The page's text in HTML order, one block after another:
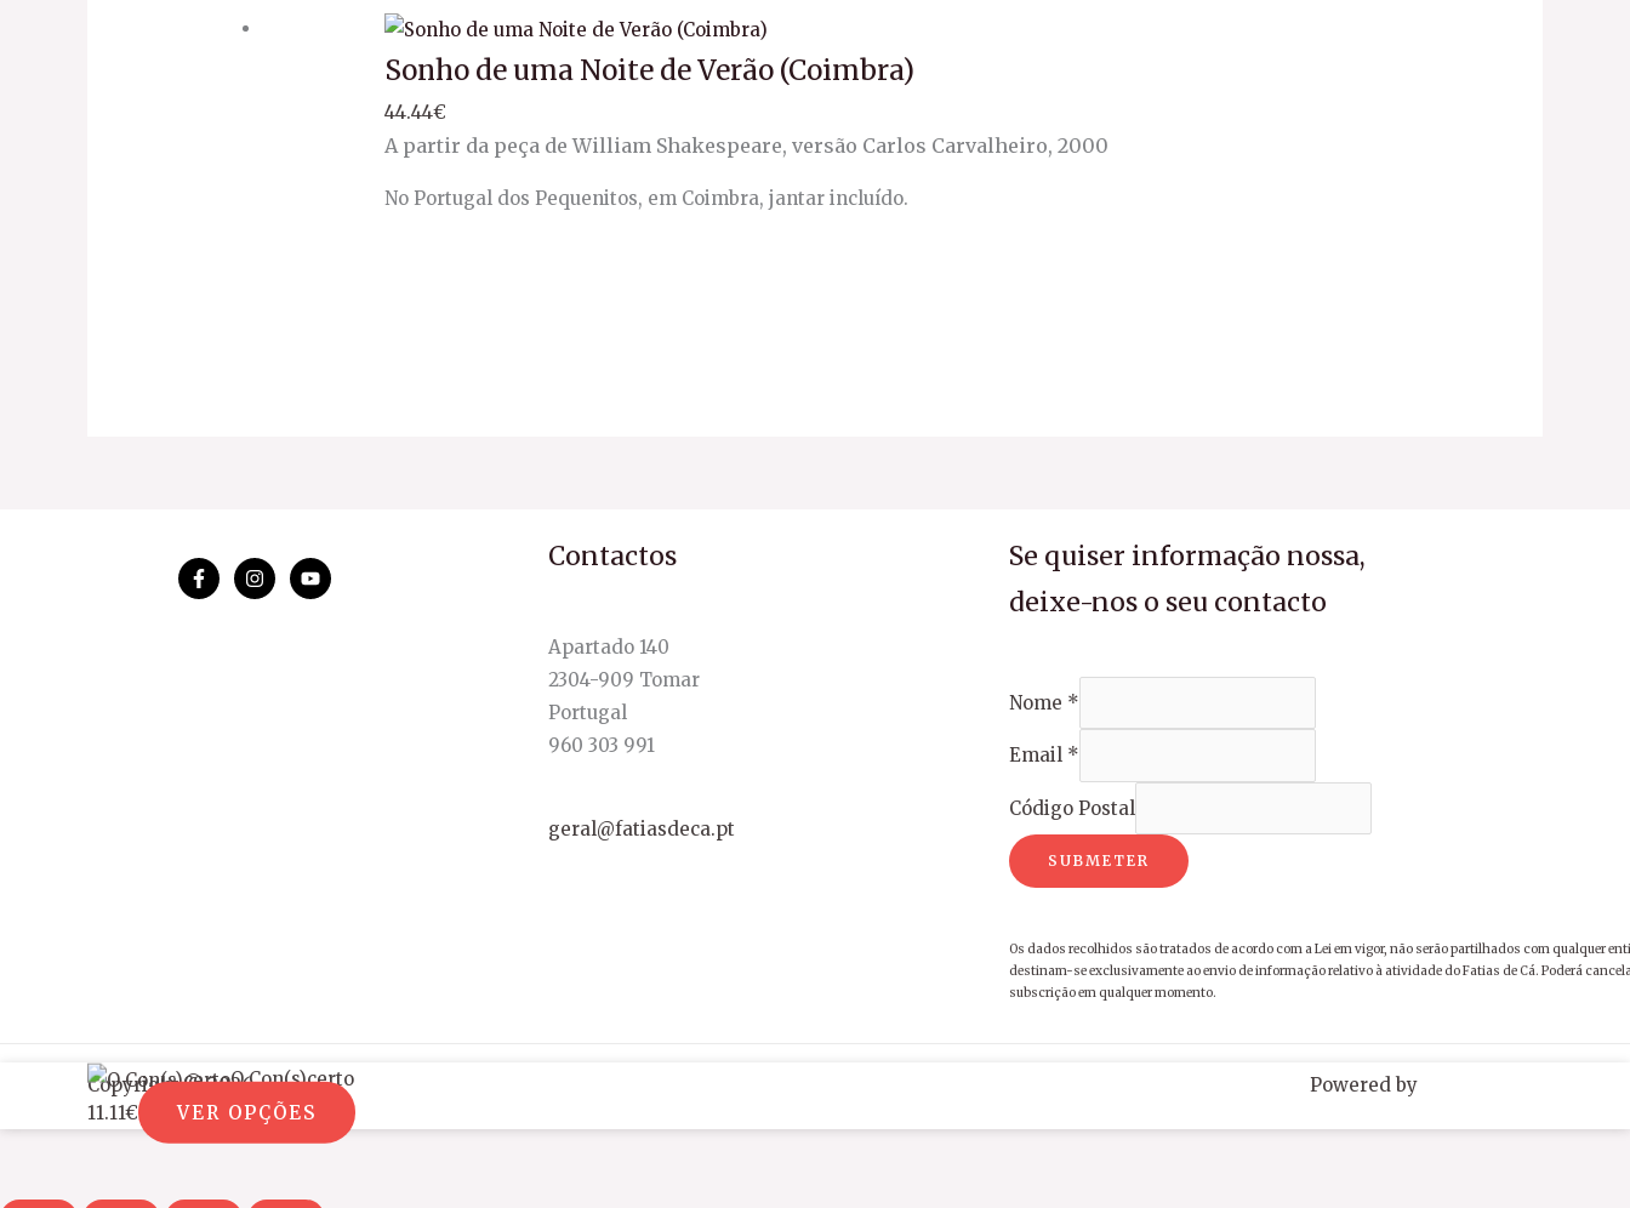
Sonho de uma Noite de Verão (Coimbra)
44.44€
A partir da peça de William Shakespeare, versão Carlos Carvalheiro, 2000
No Portugal dos Pequenitos, em Coimbra, jantar incluído.
Contactos
Apartado 140
2304-909 Tomar
Portugal
960 303 991
geral@fatiasdeca.pt
Se quiser informação nossa,
deixe-nos o seu contacto
Nome *
Email *
Código Postal
SUBMETER
Os dados recolhidos são tratados de acordo com a Lei em vigor, não serão partilhados com qualquer
destinam-se exclusivamente ao envio de informação relativo à atividade do Fatias de Cá. Poderá
subscrição em qualquer momento.
Copyright © 2026 Powered by
O Con(s)certo
11.11€ VER OPÇÕES